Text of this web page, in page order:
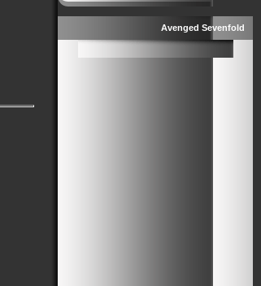
Avenged Sevenfold